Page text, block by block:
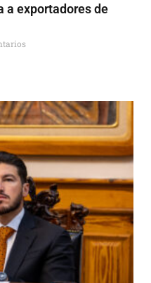
a exportadores de